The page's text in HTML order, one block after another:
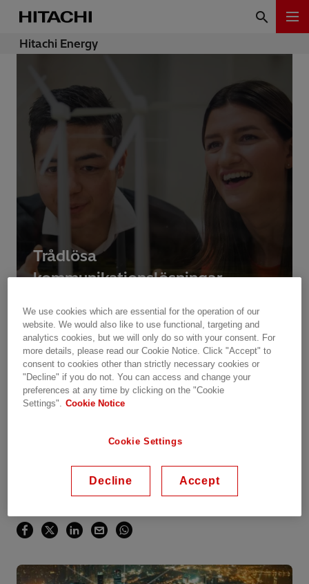
Hitachi Energy
Trådlösa
kommunikationslösningar
Panoramica
Available on demand
We use cookies which are essential for the operation of our
website. We would also like to use functional, targeting and
analytics cookies, but we will only do so with your consent. For
more details, please read our Cookie Notice. Click "Accept" to
consent to cookies other than strictly necessary cookies or
"Decline" if you do not. You can access and change your
preferences at any time by clicking on the "Cookie
Settings". Cookie Notice
Cookie Settings
Decline Accept